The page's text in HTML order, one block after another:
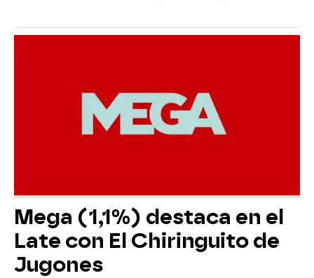
Mega (1,1%) destaca en el
Late con El Chiringuito de
Jugones